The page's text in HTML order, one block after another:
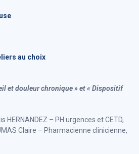
au choix
et douleur chronique » et « Dispositif
HERNANDEZ – PH urgences et CETD,
Claire – Pharmacienne clinicienne,